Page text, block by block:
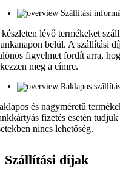
Szállítási
lévő termékeket
belül. A szállítási
figyelmet fordít arra,
meg a címre.
Raklapos szállítás
és nagyméretű
fizetés esetén
nincs lehetőség.
Szállítási díjak